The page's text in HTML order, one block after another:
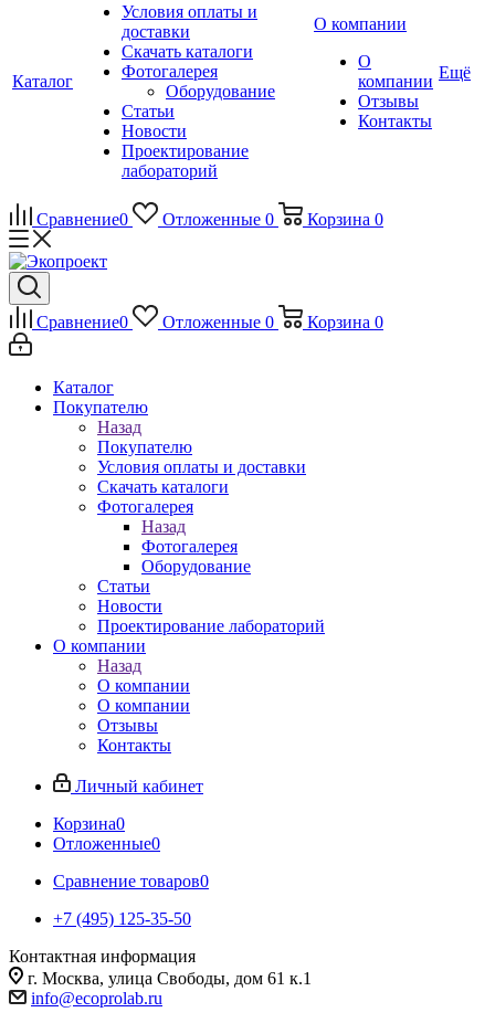
Каталог
Условия оплаты и
доставки
Скачать каталоги
Фотогалерея
Оборудование
Статьи
Новости
Проектирование
лабораторий
О компании
О
компании
Отзывы
Контакты
Ещё
Сравнение0 Отложенные 0 Корзина 0
Сравнение0 Отложенные 0 Корзина 0
Каталог
Покупателю
Назад
Покупателю
Условия оплаты и доставки
Скачать каталоги
Фотогалерея
Назад
Фотогалерея
Оборудование
Статьи
Новости
Проектирование лабораторий
О компании
Назад
О компании
О компании
Отзывы
Контакты
Личный кабинет
Корзина0
Отложенные0
Сравнение товаров0
+7 (495) 125-35-50
Контактная информация
г. Москва, улица Свободы, дом 61 к.1
info@ecoprolab.ru